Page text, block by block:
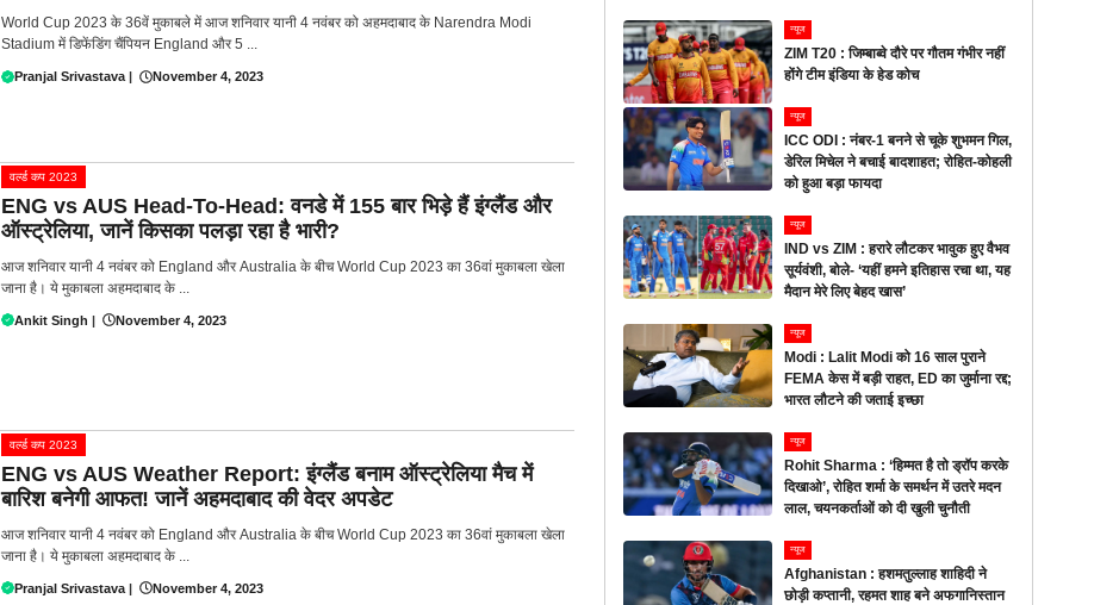
World Cup 2023 के 36वें मुकाबले में आज शनिवार यानी 4 नवंबर को अहमदाबाद के Narendra Modi
Stadium में डिफेंडिंग चैंपियन England और 5 ...
Pranjal Srivastava November 4, 2023
वर्ल्ड कप 2023
ENG vs AUS Head-To-Head: वनडे में 155 बार भिड़े हैं इंग्लैंड और
ऑस्ट्रेलिया, जानें किसका पलड़ा रहा है भारी?
आज शनिवार यानी 4 नवंबर को England और Australia के बीच World Cup 2023 का 36वां मुकाबला खेला
जाना है। ये मुकाबला अहमदाबाद के ...
Ankit Singh | November 4, 2023
वर्ल्ड कप 2023
ENG vs AUS Weather Report: इंग्लैंड बनाम ऑस्ट्रेलिया मैच में
बारिश बनेगी आफत! जानें अहमदाबाद की वेदर अपडेट
आज शनिवार यानी 4 नवंबर को England और Australia के बीच World Cup 2023 का 36वां मुकाबला खेला
जाना है। ये मुकाबला अहमदाबाद के ...
Pranjal Srivastava | November 4, 2023
न्यूज
ZIM T20 : जिम्बाब्वे दौरे पर गौतम गंभीर नहीं
होंगे टीम इंडिया के हेड कोच
न्यूज
ICC ODI : नंबर-1 बनने से चूके शुभमन गिल,
डेरिल मिचेल ने बचाई बादशाहत; रोहित-कोहली
को हुआ बड़ा फायदा
न्यूज
IND vs ZIM : हरारे लौटकर भावुक हुए वैभव
सूर्यवंशी, बोले- ‘यहीं हमने इतिहास रचा था, यह
मैदान मेरे लिए बेहद खास’
न्यूज
Modi : Lalit Modi को 16 साल पुराने
FEMA केस में बड़ी राहत, ED का जुर्माना रद्द;
भारत लौटने की जताई इच्छा
न्यूज
Rohit Sharma : ‘हिम्मत है तो ड्रॉप करके
दिखाओ’, रोहित शर्मा के समर्थन में उतरे मदन
लाल, चयनकर्ताओं को दी खुली चुनौती
न्यूज
Afghanistan : हशमतुल्लाह शाहिदी ने
छोड़ी कप्तानी, रहमत शाह बने अफगानिस्तान